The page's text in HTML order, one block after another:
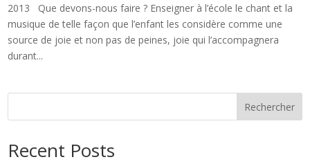
2013 Que devons-nous faire ? Enseigner à l’école le chant et la
musique de telle façon que l’enfant les considère comme une
source de joie et non pas de peines, joie qui l’accompagnera
durant...
Rechercher
Recent Posts